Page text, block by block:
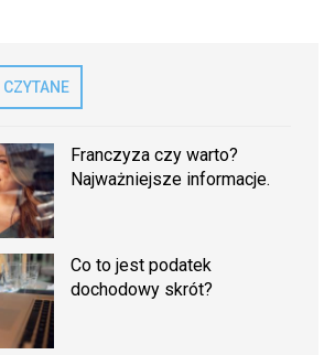
Franczyza czy warto?
Najważniejsze informacje.
Co to jest podatek
dochodowy skrót?